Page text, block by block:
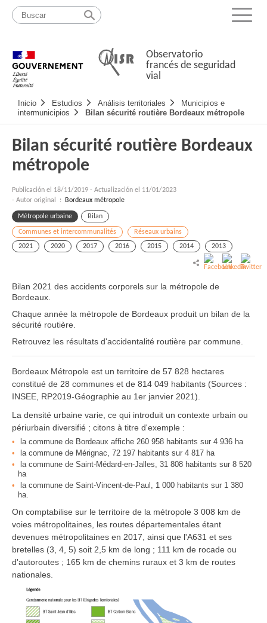
Pasar
contenido
Mapa
web
Menu
Observatorio
francés de seguridad
vial
Navigation
principale
Inicio Estudios Análisis territoriales
Municipios e
intermunicipios
Bilan sécurité routière Bordeaux métropole
Bilan sécurité routière Bordeaux
métropole
Publicación el 18/11/2019 - Actualización el 11/01/2023
- Autor original :
Bordeaux métropole
Métropole urbaine Bilan
Communes et intercommunalités
Réseaux urbains
2021
2020 2017 2016 2015 2014 2013
Bilan 2021 des accidents corporels sur la métropole de
Bordeaux.
Chaque année la métropole de Bordeaux produit un bilan de la
sécurité routière.
Retrouvez les résultats d'accidentalité routière par commune.
Bordeaux Métropole est un territoire de 57 828 hectares
constitué de 28 communes et de 814 049 habitants (Sources :
INSEE, RP2019-Géographie au 1er janvier 2021).
La densité urbaine varie, ce qui introduit un contexte urbain ou
périurbain diversifié ; citons à titre d'exemple :
la commune de Bordeaux affiche 260 958 habitants sur 4 936 ha
la commune de Mérignac, 72 197 habitants sur 4 817 ha
la commune de Saint-Médard-en-Jalles, 31 808 habitants sur 8 520
ha
la commune de Saint-Vincent-de-Paul, 1 000 habitants sur 1 380
ha.
On comptabilise sur le territoire de la métropole 3 008 km de
voies métropolitaines, les routes départementales étant
devenues métropolitaines en 2017, ainsi que l'A631 et ses
bretelles (3, 4, 5) soit 2,5 km de long ; 111 km de rocade ou
d'autoroutes ; 165 km de chemins ruraux et 3 km de routes
nationales.